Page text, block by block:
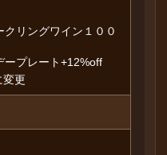
リングワイン１００
プレート+12%off
変更